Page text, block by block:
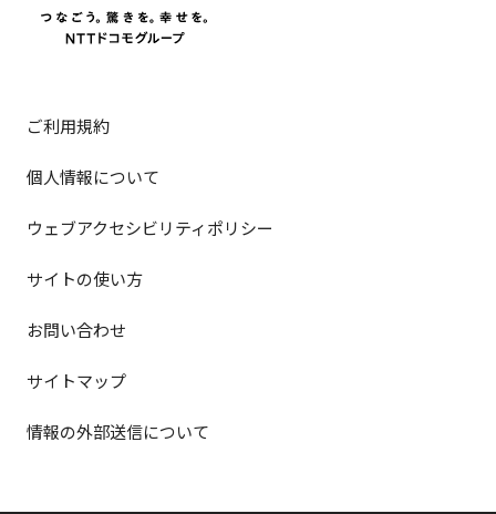
ご利用規約
個人情報について
ウェブアクセシビリティポリシー
サイトの使い方
お問い合わせ
サイトマップ
情報の外部送信について